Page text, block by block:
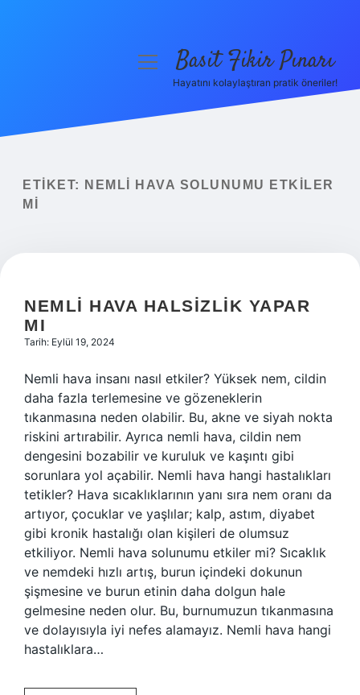
Yasal Uyarı
menüyüBasit Fikir Pınarı
Hayatını kolaylaştıran pratik öneriler!
ETIKET:
NEMLI HAVA SOLUNUMU ETKILER
MI
NEMLI HAVA HALSIZLIK YAPAR
MI
Tarih: Eylül 19, 2024
Nemli hava insanı nasıl etkiler? Yüksek nem, cildin
daha fazla terlemesine ve gözeneklerin
tıkanmasına neden olabilir. Bu, akne ve siyah nokta
riskini artırabilir. Ayrıca nemli hava, cildin nem
dengesini bozabilir ve kuruluk ve kaşıntı gibi
sorunlara yol açabilir. Nemli hava hangi hastalıkları
tetikler? Hava sıcaklıklarının yanı sıra nem oranı da
artıyor, çocuklar ve yaşlılar; kalp, astım, diyabet
gibi kronik hastalığı olan kişileri de olumsuz
etkiliyor. Nemli hava solunumu etkiler mi? Sıcaklık
ve nemdeki hızlı artış, burun içindeki dokunun
şişmesine ve burun etinin daha dolgun hale
gelmesine neden olur. Bu, burnumuzun tıkanmasına
ve dolayısıyla iyi nefes alamayız. Nemli hava hangi
hastalıklara…